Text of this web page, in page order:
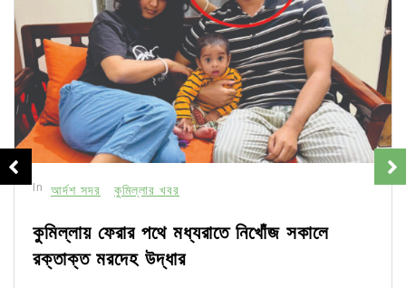
In আর্দশ সদর কুমিল্লার খবর
কুমিল্লায় ফেরার পথে মধ্যরাতে নিখোঁজ সকালে
রক্তাক্ত মরদেহ উদ্ধার